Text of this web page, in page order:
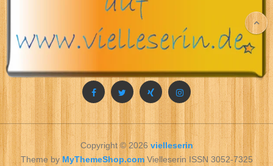
Copyright © 2026vielleserin
Theme by MyThemeShop.comVielleserin ISSN 3052-7325